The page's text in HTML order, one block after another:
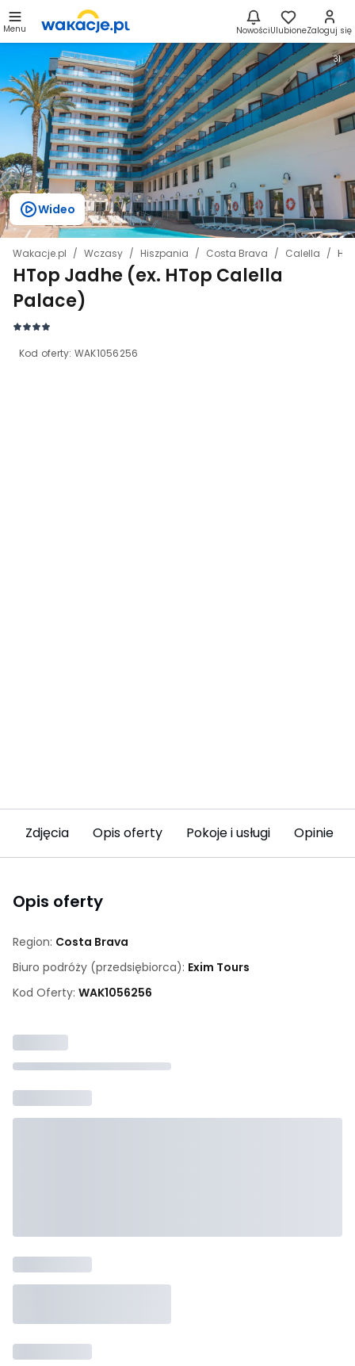
Menu NowościUlubioneZaloguj się
Wakacje.pl Wczasy Hiszpania Costa Brava Calella
HTop Jadhe (ex. HTop Calella
Palace)
Kod oferty: WAK1056256
31
Wideo
Zdjęcia Opis oferty Pokoje i usługi Opinie
Opis oferty
Region: Costa Brava
Biuro podróży (przedsiębiorca): Exim Tours
Kod Oferty: WAK1056256